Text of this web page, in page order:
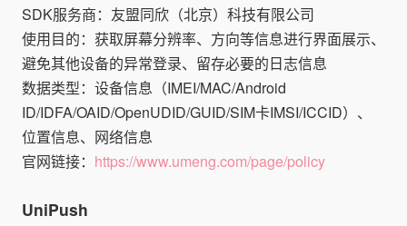
SDK服务商：友盟同欣（北京）科技有限公司
使用目的：获取屏幕分辨率、方向等信息进行界面展示、
避免其他设备的异常登录、留存必要的日志信息
数据类型：设备信息（IMEI/MAC/Android
ID/IDFA/OAID/OpenUDID/GUID/SIM卡IMSI/ICCID）、
位置信息、网络信息
官网链接： https://www.umeng.com/page/policy
UniPush